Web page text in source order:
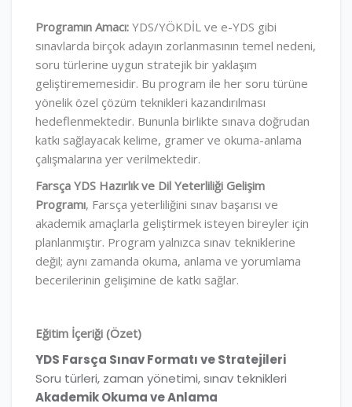
Programın Amacı: YDS/YÖKDİL ve e-YDS gibi
sınavlarda birçok adayın zorlanmasının temel nedeni,
soru türlerine uygun stratejik bir yaklaşım
geliştirememesidir. Bu program ile her soru türüne
yönelik özel çözüm teknikleri kazandırılması
hedeflenmektedir. Bununla birlikte sınava doğrudan
katkı sağlayacak kelime, gramer ve okuma-anlama
çalışmalarına yer verilmektedir.
Farsça YDS Hazırlık ve Dil Yeterliliği Gelişim
Programı, Farsça yeterliliğini sınav başarısı ve
akademik amaçlarla geliştirmek isteyen bireyler için
planlanmıştır. Program yalnızca sınav tekniklerine
değil; aynı zamanda okuma, anlama ve yorumlama
becerilerinin gelişimine de katkı sağlar.
Eğitim İçeriği (Özet)
YDS Farsça Sınav Formatı ve Stratejileri
Soru türleri, zaman yönetimi, sınav teknikleri
Akademik Okuma ve Anlama